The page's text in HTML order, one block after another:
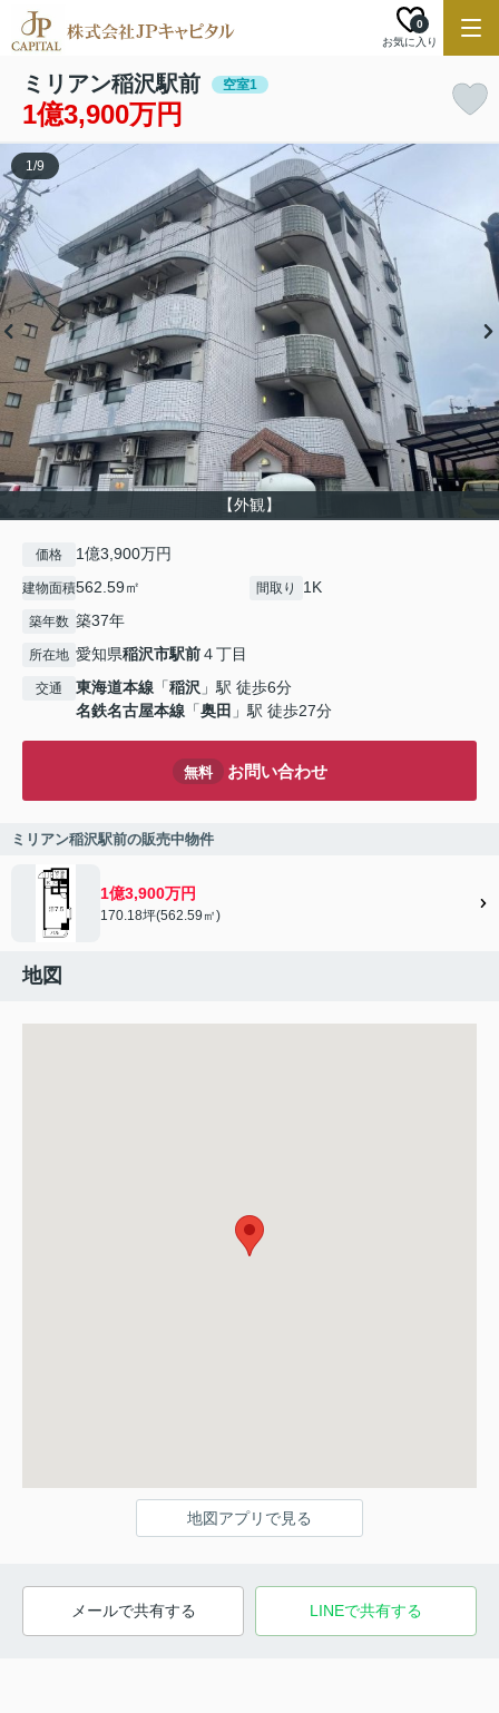
お気に入り
0
ミリアン稲沢駅前 空室1
1億3,900万円
【外観】
1/9
価格 1億3,900万円
建物面積562.59㎡ 間取り 1K
築年数 築37年
所在地 愛知県稲沢市駅前４丁目
交通 東海道本線 「稲沢 」駅 徒歩6分
名鉄名古屋本線 「奥田 」駅 徒歩27分
無料 お問い合わせ
ミリアン稲沢駅前の販売中物件
1億3,900万円
170.18坪(562.59㎡)
地図
地図アプリで見る
メールで共有する LINEで共有する